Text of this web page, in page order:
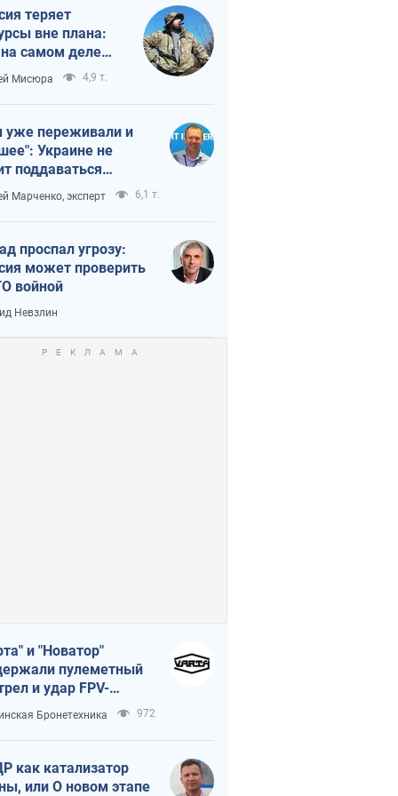
теряет
вне плана:
на самом деле
темп войны
Мисюра 4,9 т.
переживали и
Украине не
поддаваться
из-за
террора
Марченко, эксперт 6,1 т.
проспал угрозу:
может проверить
войной
Невзлин
и "Новатор"
пулеметный
и удар FPV-
сохранив жизнь
ВСУ
Бронетехника 972
как катализатор
или О новом этапе